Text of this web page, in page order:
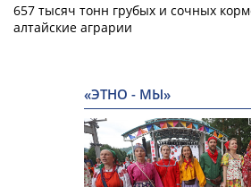
657 тысяч тонн грубых и сочных
алтайские аграрии
«ЭТНО - МЫ»